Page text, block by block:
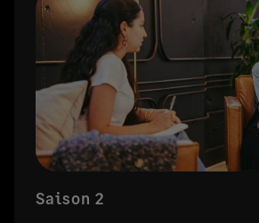
Saison 2